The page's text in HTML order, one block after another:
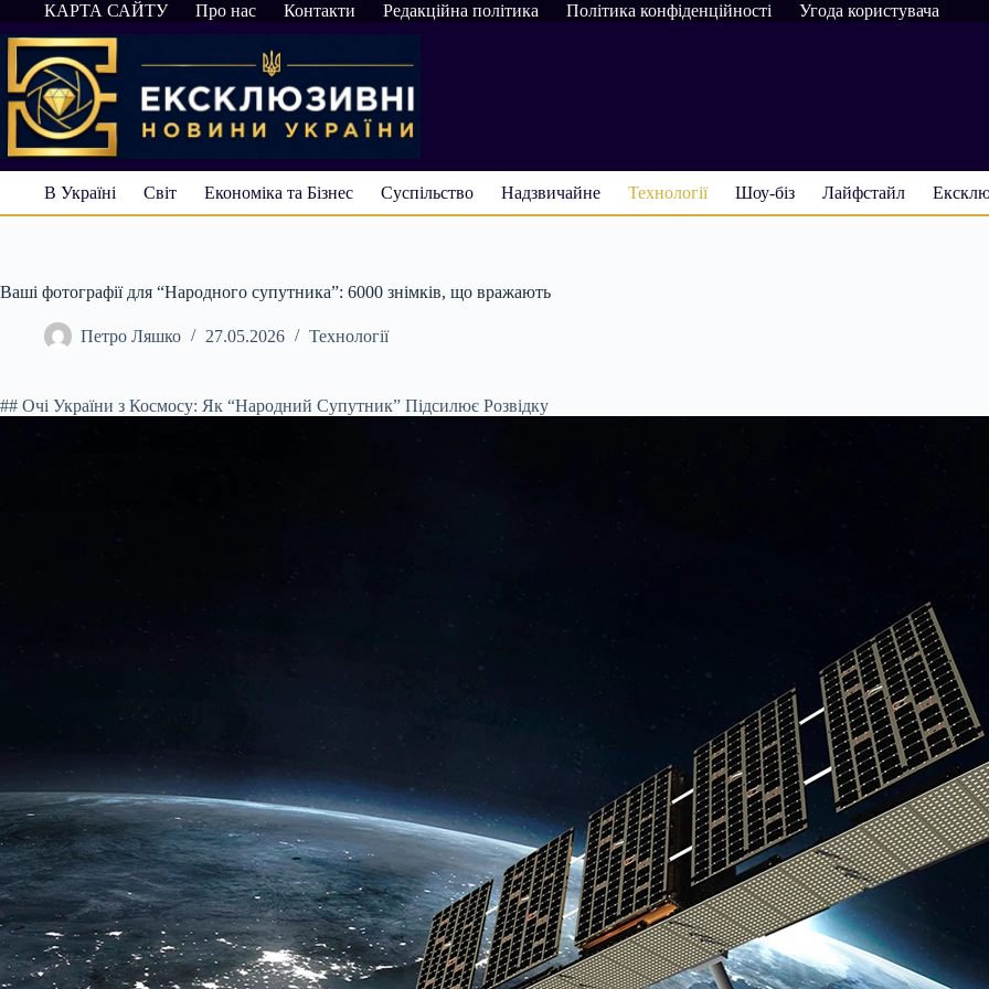
Перейти
до
вмісту
КАРТА САЙТУ Про нас Контакти Редакційна політика Політика конфіденційності Угода користувача
В Україні Світ Економіка та Бізнес Суспільство Надзвичайне Технології Шоу-біз Лайфстайл
Ваші фотографії для “Народного супутника”: 6000 знімків, що вражають
Петро Ляшко 27.05.2026 Технології
## Очі України з Космосу: Як “Народний Супутник” Підсилює Розвідку